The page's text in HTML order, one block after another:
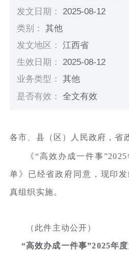
发文日期： 2025-08-12
类别：其他
发文地区：江西省
生效日期： 2025-08-12
业务类型：其他
是否有效：全文有效
各市、县（区）人民政府，省
《“高效办成一件事
单》已经省政府同意，现印
真组织实施。
（此件主动公开）
“高效办成一件事”2025年